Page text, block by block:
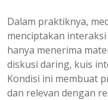
Dalam praktiknya,
menciptakan
hanya menerima
diskusi daring, kuis
Kondisi ini membuat
dan relevan dengan